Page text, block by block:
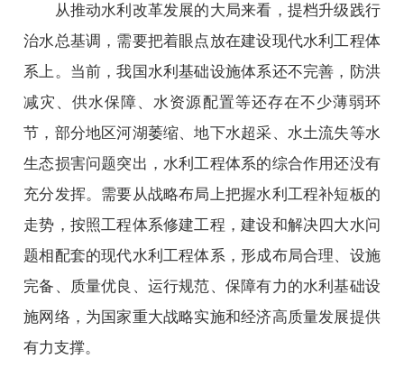
从推动水利改革发展的大局来看，提档升级践行
治水总基调，需要把着眼点放在建设现代水利工程体
系上。当前，我国水利基础设施体系还不完善，防洪
减灾、供水保障、水资源配置等还存在不少薄弱环
节，部分地区河湖萎缩、地下水超采、水土流失等水
生态损害问题突出，水利工程体系的综合作用还没有
充分发挥。需要从战略布局上把握水利工程补短板的
走势，按照工程体系修建工程，建设和解决四大水问
题相配套的现代水利工程体系，形成布局合理、设施
完备、质量优良、运行规范、保障有力的水利基础设
施网络，为国家重大战略实施和经济高质量发展提供
有力支撑。